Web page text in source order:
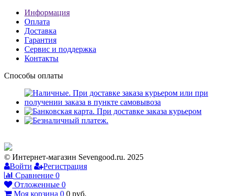
Информация
Оплата
Доставка
Гарантия
Сервис и поддержка
Контакты
Способы оплаты
© Интернет-магазин Sevengood.ru. 2025
Войти
Регистрация
Сравнение 0
Отложенные 0
Моя корзина 0 0 руб.